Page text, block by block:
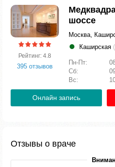
Рейтинг: 4.8
395 отзывов
шоссе
Москва,
Каширская
Пн-Пт:
Сб:
Вс:
Онлайн запись
Отзывы о враче